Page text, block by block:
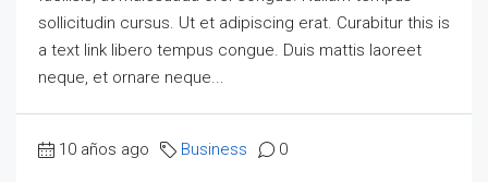
sollicitudin cursus. Ut et adipiscing erat. Curabitur this is
a text link libero tempus congue. Duis mattis laoreet
neque, et ornare neque...
10 años ago Business 0